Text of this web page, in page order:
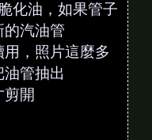
化油，如果管子
的汽油管
，照片這麼多
管抽出
剪開